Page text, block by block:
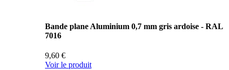
Bande plane Aluminium 0,7 mm gris ardoise - RAL
7016
9,60 €
Voir le produit